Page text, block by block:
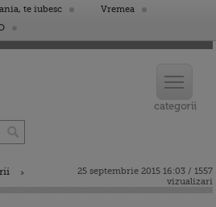
te iubesc
Vremea
25 septembrie 2015 16:03 / 1557
vizualizari